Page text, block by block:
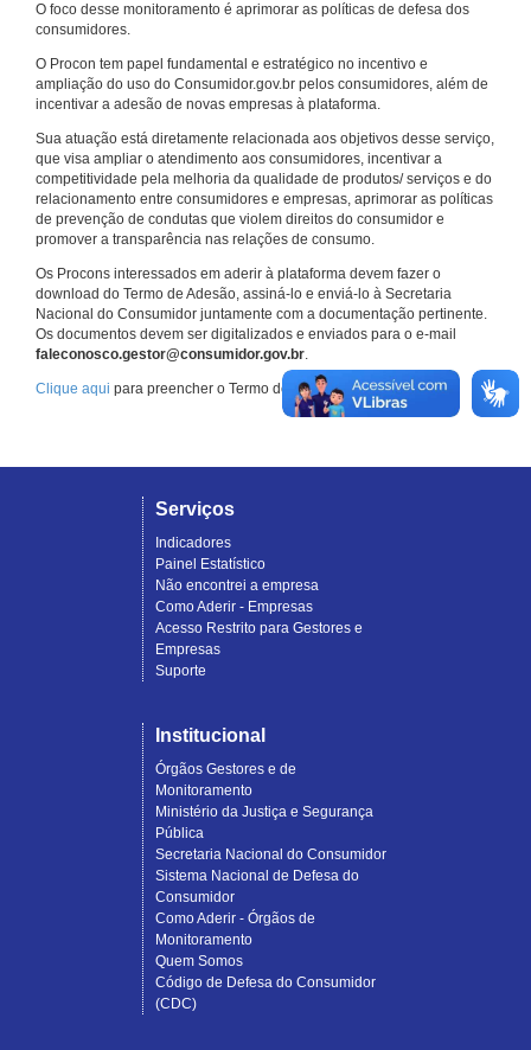
O foco desse monitoramento é aprimorar as políticas de defesa dos
consumidores.
O Procon tem papel fundamental e estratégico no incentivo e
ampliação do uso do Consumidor.gov.br pelos consumidores, além de
incentivar a adesão de novas empresas à plataforma.
Sua atuação está diretamente relacionada aos objetivos desse serviço,
que visa ampliar o atendimento aos consumidores, incentivar a
competitividade pela melhoria da qualidade de produtos/ serviços e do
relacionamento entre consumidores e empresas, aprimorar as políticas
de prevenção de condutas que violem direitos do consumidor e
promover a transparência nas relações de consumo.
Os Procons interessados em aderir à plataforma devem fazer o
download do Termo de Adesão, assiná-lo e enviá-lo à Secretaria
Nacional do Consumidor juntamente com a documentação pertinente.
Os documentos devem ser digitalizados e enviados para o e-mail
faleconosco.gestor@consumidor.gov.br.
Clique aqui para preencher o Termo de Adesão.
Serviços
Indicadores
Painel Estatístico
Não encontrei a empresa
Como Aderir - Empresas
Acesso Restrito para Gestores e
Empresas
Suporte
Institucional
Órgãos Gestores e de
Monitoramento
Ministério da Justiça e Segurança
Pública
Secretaria Nacional do Consumidor
Sistema Nacional de Defesa do
Consumidor
Como Aderir - Órgãos de
Monitoramento
Quem Somos
Código de Defesa do Consumidor
(CDC)